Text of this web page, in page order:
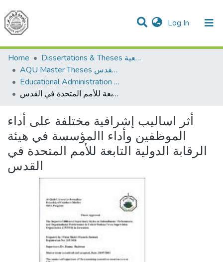
Log In (current)
Communities & Collections
All of DSpace
Home
Dissertations & Theses الرسائل الجامعية
AQU Master Theses الرسائل الجامعية الخاصة بجامعة القدس
Educational Administration الادارة التربوية
أثر اساليب إشرافية مختلفة على أداء الموظفين وأداء االمؤسسة في هيئة الرقابة الدولية التابعة للأمم المتحدة في القدس
أثر اساليب إشرافية مختلفة على أداء
الموظفين وأداء االمؤسسة في هيئة
الرقابة الدولية التابعة للأمم المتحدة في
القدس